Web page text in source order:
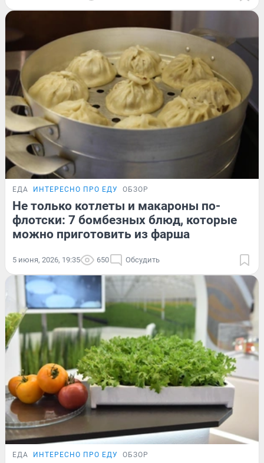
ЕДА ИНТЕРЕСНО ПРО ЕДУ ОБЗОР
Не только котлеты и макароны по-
флотски: 7 бомбезных блюд, которые
можно приготовить из фарша
5 июня, 2026, 19:35 650 Обсудить
ЕДА ИНТЕРЕСНО ПРО ЕДУ ОБЗОР